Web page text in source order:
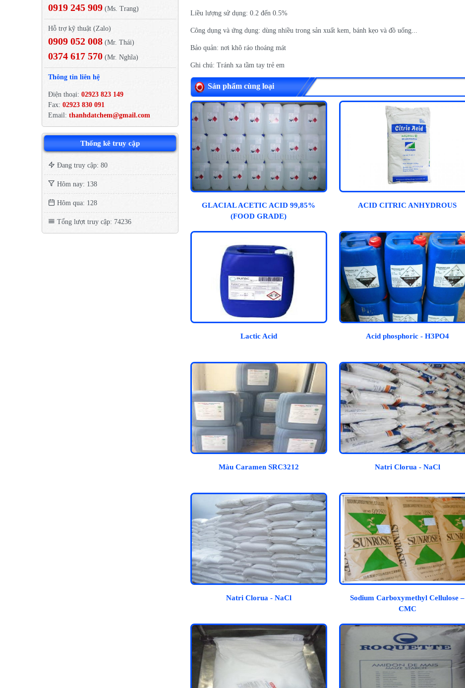
0919 245 909 (Ms. Trang)
Hỗ trợ kỹ thuật (Zalo)
0909 052 008 (Mr. Thái)
0374 617 570 (Mr. Nghĩa)
Thông tin liên hệ
Điện thoại: 02923 823 149
Fax: 02923 830 091
Email: thanhdatchem@gmail.com
Thống kê truy cập
Đang truy cập: 80
Hôm nay: 138
Hôm qua: 128
Tổng lượt truy cập: 74236
Liều lượng sử dụng: 0.2 đến 0.5%
Công dụng và ứng dụng: dùng nhiều trong sản xuất kem, bánh kẹo và đồ uống...
Bảo quản: nơi khô ráo thoáng mát
Ghi chú: Tránh xa tầm tay trẻ em
Sản phẩm cùng loại
GLACIAL ACETIC ACID 99,85%
(FOOD GRADE)
ACID CITRIC ANHYDROUS
Lactic Acid Acid phosphoric - H3PO4
Màu Caramen SRC3212 Natri Clorua - NaCl
Natri Clorua - NaCl
Sodium Carboxymethyl Cellulose –
CMC